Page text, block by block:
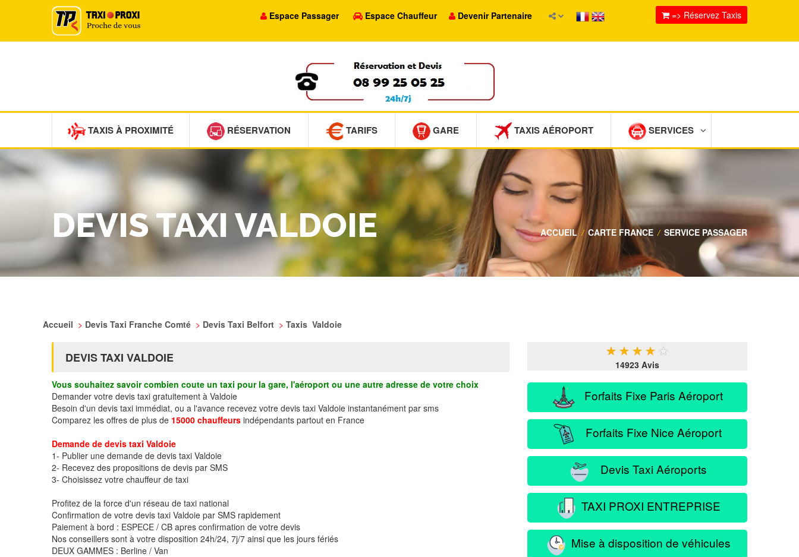
Espace Passager Espace Chauffeur Devenir Partenaire => Réservez Taxis
TAXIS À PROXIMITÉ RÉSERVATION TARIFS GARE TAXIS AÉROPORT SERVICES
DEVIS TAXI VALDOIE ACCUEIL / CARTE FRANCE / SERVICE PASSAGER
Accueil > Devis Taxi Franche Comté > Devis Taxi Belfort > Taxis Valdoie
DEVIS TAXI VALDOIE
Vous souhaitez savoir combien coute un taxi pour la gare, l'aéroport ou une autre adresse de votre choix
Demander votre devis taxi gratuitement à Valdoie
Besoin d'un devis taxi immédiat, ou a l'avance recevez votre devis taxi Valdoie instantanément par sms
Comparez les offres de plus de 15000 chauffeurs indépendants partout en France
Demande de devis taxi Valdoie
1- Publier une demande de devis taxi Valdoie
2- Recevez des propositions de devis par SMS
3- Choisissez votre chauffeur de taxi
Profitez de la force d'un réseau de taxi national
Confirmation de votre devis taxi Valdoie par SMS rapidement
Paiement à bord : ESPECE / CB apres confirmation de votre devis
Nos conseillers sont à votre disposition 24h/24, 7j/7 ainsi que les jours fériés
DEUX GAMMES : Berline / Van
★ ★ ★ ★ ★
14923 Avis
Forfaits Fixe Paris Aéroport
Forfaits Fixe Nice Aéroport
Devis Taxi Aéroports
TAXI PROXI ENTREPRISE
Mise à disposition de véhicules